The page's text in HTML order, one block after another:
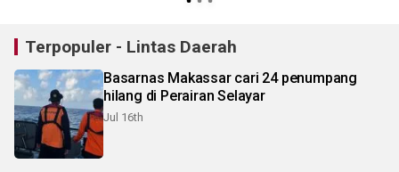
Terpopuler - Lintas Daerah
Basarnas Makassar cari 24 penumpang
hilang di Perairan Selayar
Jul 16th